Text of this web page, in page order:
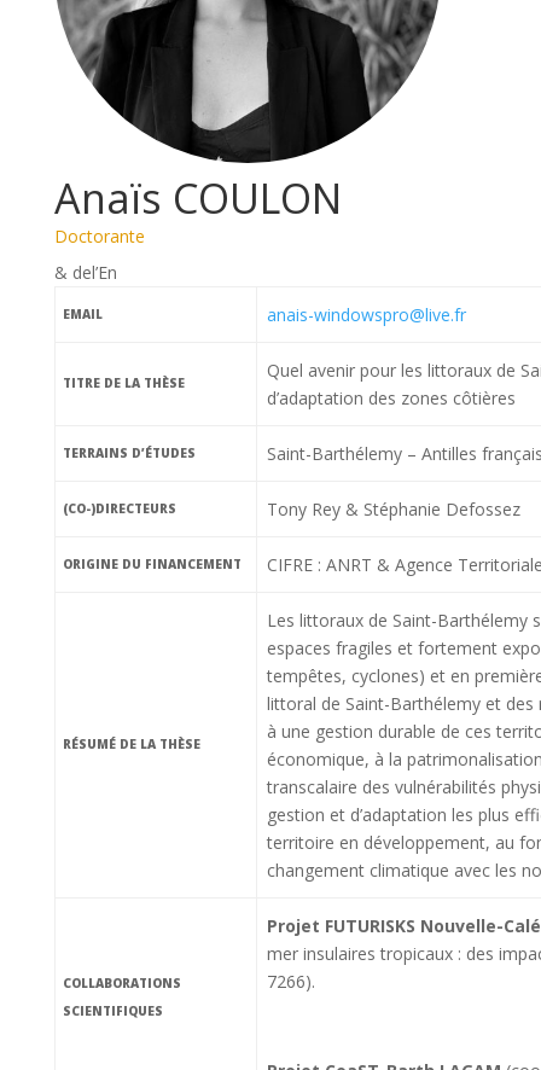
Anaïs COULON
Doctorante
& del’En
EMAIL anais-windowspro@live.fr
TITRE DE LA THÈSE
Quel avenir pour les littoraux de
d’adaptation des zones côtières
TERRAINS D’ÉTUDES Saint-Barthélemy – Antilles
(CO-)DIRECTEURS Tony Rey & Stéphanie Defossez
ORIGINE DU FINANCEMENT CIFRE : ANRT & Agence
RÉSUMÉ DE LA THÈSE
Les littoraux de Saint-Barthélemy
espaces fragiles et fortement
tempêtes, cyclones) et en
littoral de Saint-Barthélemy et des
à une gestion durable de ces
économique, à la
transcalaire des vulnérabilités
gestion et d’adaptation les plus
territoire en développement, au
changement climatique avec les
COLLABORATIONS
SCIENTIFIQUES
Projet FUTURISKS Nouvelle-
mer insulaires tropicaux : des
7266).